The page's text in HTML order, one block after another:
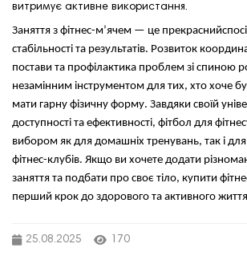
витримує активне використання.
Заняття з фітнес-м’ячем — це
стабільності та результатів. Розвиток
постави та профілактика проблем зі спиною
незамінним інструментом для тих, хто хоче
мати гарну фізичну форму. Завдяки своїй
доступності та ефективності, фітбол для
вибором як для домашніх тренувань, так і
фітнес-клубів. Якщо ви хочете додати
заняття та подбати про своє тіло, купити
перший крок до здорового та активного
25.08.2025 170